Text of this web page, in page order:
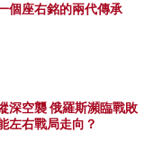
個座右銘的兩代傳承
深空襲 俄羅斯瀕臨戰敗
左右戰局走向？